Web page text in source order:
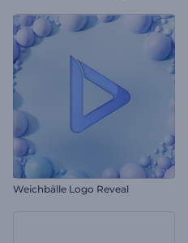
Weichbälle Logo Reveal